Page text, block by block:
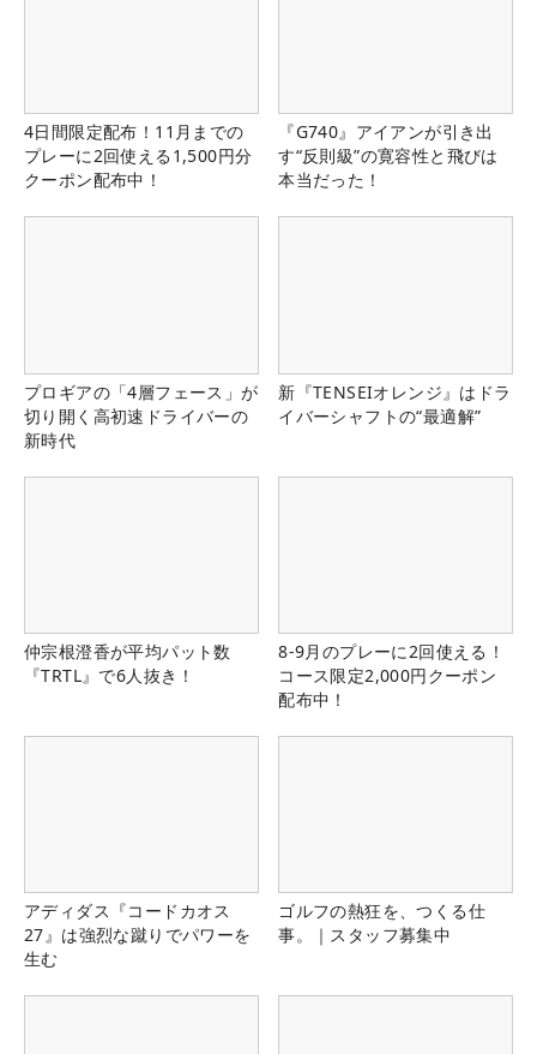
4日間限定配布！11月までの
プレーに2回使える1,500円分
クーポン配布中！
『G740』アイアンが引き出
す“反則級”の寛容性と飛びは
本当だった！
プロギアの「4層フェース」が
切り開く高初速ドライバーの
新時代
新『TENSEIオレンジ』はドラ
イバーシャフトの“最適解”
仲宗根澄香が平均パット数
『TRTL』で6人抜き！
8-9月のプレーに2回使える！
コース限定2,000円クーポン
配布中！
アディダス『コードカオス
27』は強烈な蹴りでパワーを
生む
ゴルフの熱狂を、つくる仕
事。｜スタッフ募集中